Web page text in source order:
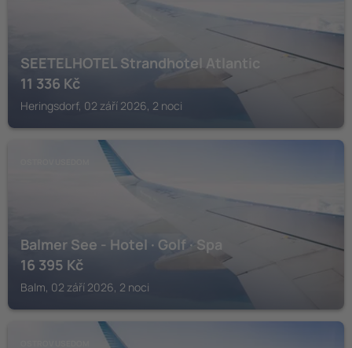
SEETELHOTEL Strandhotel Atlantic
11 336 Kč
Heringsdorf, 02 září 2026, 2 noci
Balmer See - Hotel · Golf · Spa
16 395 Kč
Balm, 02 září 2026, 2 noci